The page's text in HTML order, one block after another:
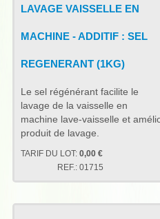
LAVAGE VAISSELLE EN
MACHINE - ADDITIF : SEL
REGENERANT (1KG)
Le sel régénérant facilite le
lavage de la vaisselle en
machine lave-vaisselle et
produit de lavage.
TARIF DU LOT: 0,00 €
REF.: 01715